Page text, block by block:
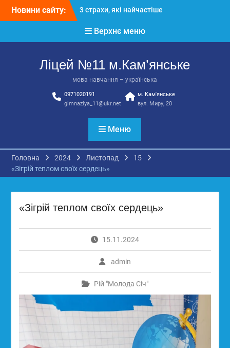
Новини сайту:
3 страхи, які найчастіше
виїхати з окупації
До Всесвітнього дня
працею
українських закладів
освіти: міф чи правда?
Перевірте свої знання!
КЗ «Ліцей №11»
запрошує до своєї
команди!
Верхнє меню
Ліцей №11 м.Кам’янське
мова навчання – українська
0971020191
gimnaziya_11@ukr.net
м. Кам'янське
вул. Миру, 20
Меню
Головна 2024 Листопад
15
«Зігрій теплом своїх сердець»
«Зігрій теплом своїх сердець»
15.11.2024
admin
Рій "Молода Січ"